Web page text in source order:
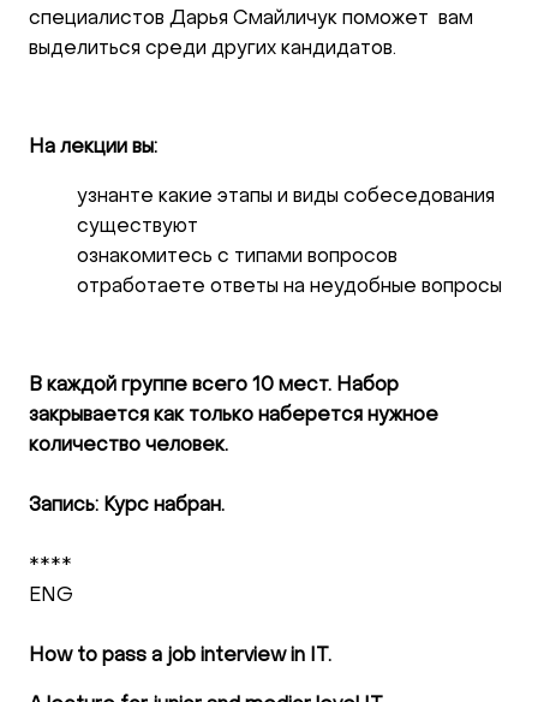
специалистов Дарья Смайличук поможет вам
выделиться среди других кандидатов.
На лекции вы:
узнанте какие этапы и виды собеседования
существуют
ознакомитесь с типами вопросов
отработаете ответы на неудобные вопросы
В каждой группе всего 10 мест. Набор
закрывается как только наберется нужное
количество человек.
Запись: Курс набран.
****
ENG
How to pass a job interview in IT.